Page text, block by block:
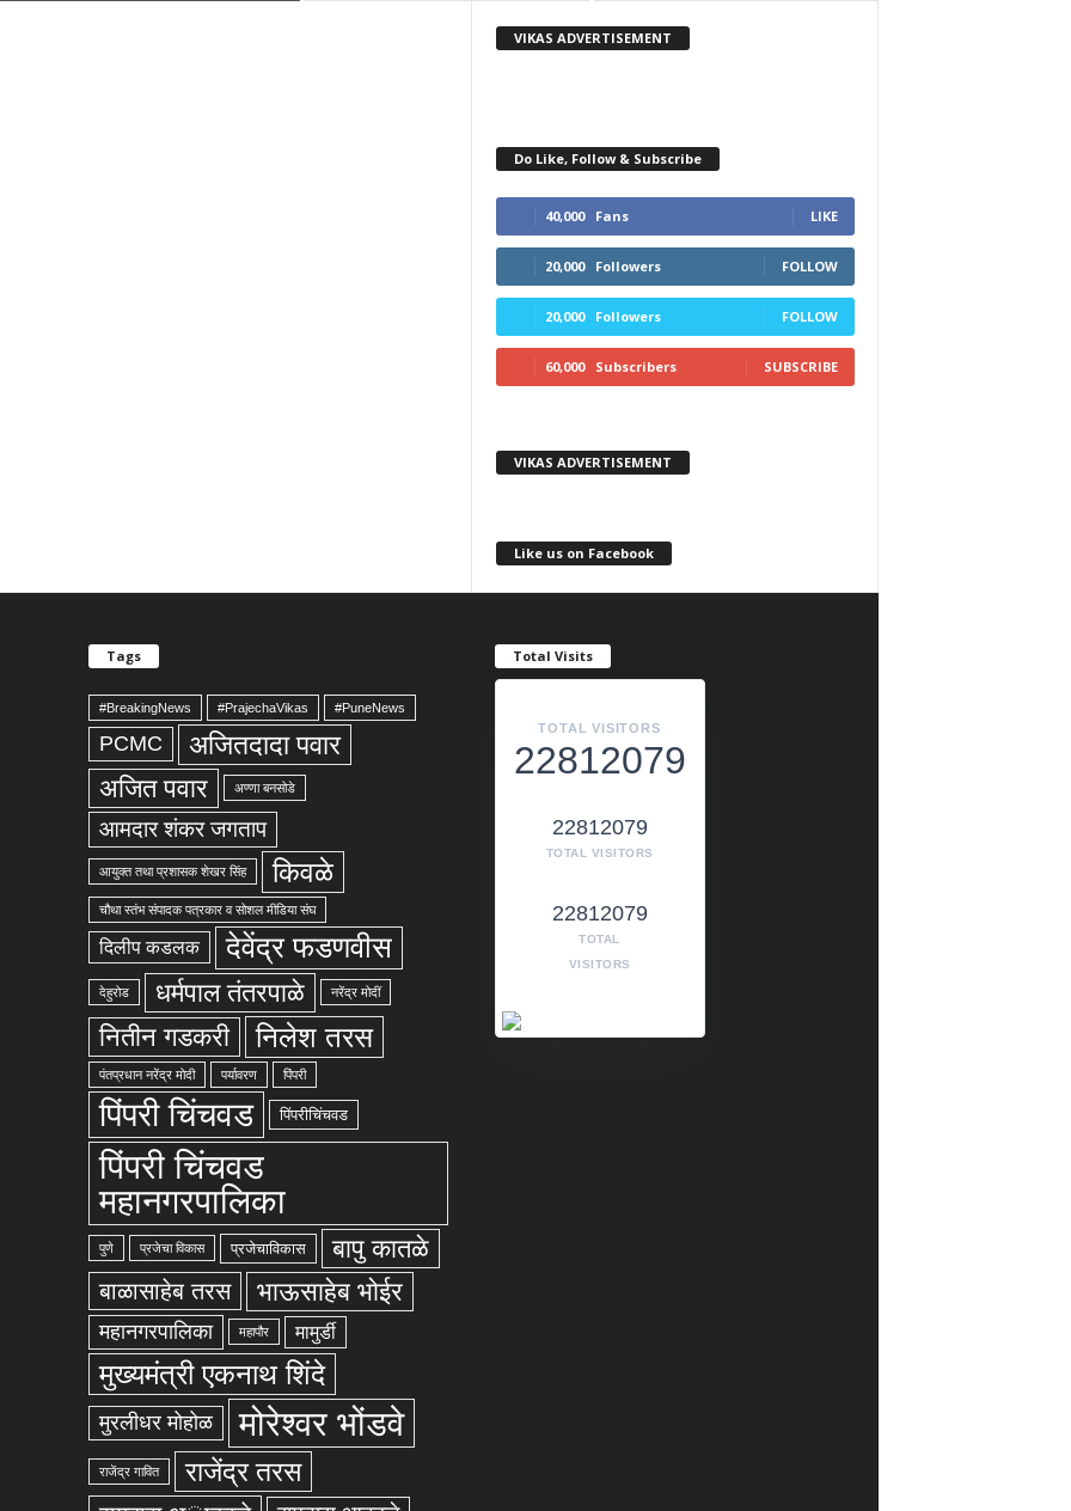
VIKAS ADVERTISEMENT
Do Like, Follow & Subscribe
40,000 Fans LIKE
20,000 Followers FOLLOW
20,000 Followers FOLLOW
60,000 Subscribers SUBSCRIBE
VIKAS ADVERTISEMENT
Like us on Facebook
Tags
#BreakingNews #PrajechaVikas #PuneNews
PCMC अजितदादा पवार
अजित पवार अण्णा बनसोडे
आमदार शंकर जगताप
आयुक्त तथा प्रशासक शेखर सिंह किवळे
चौथा स्तंभ संपादक पत्रकार व सोशल मीडिया संघ
दिलीप कडलक देवेंद्र फडणवीस
देहुरोड धर्मपाल तंतरपाळे नरेंद्र मोदीं
नितीन गडकरी निलेश तरस
पंतप्रधान नरेंद्र मोदी पर्यावरण पिंपरी
पिंपरी चिंचवड पिंपरीचिंचवड
पिंपरी चिंचवड
महानगरपालिका
पुणे प्रजेचा विकास प्रजेचाविकास बापु कातळे
बाळासाहेब तरस भाऊसाहेब भोईर
महानगरपालिका महापौर मामुर्डी
मुख्यमंत्री एकनाथ शिंदे
मुरलीधर मोहोळ मोरेश्वर भोंडवे
राजेंद्र गावित राजेंद्र तरस
Total Visits
TOTAL VISITORS
22812079
22812079
TOTAL VISITORS
22812079
TOTAL
VISITORS